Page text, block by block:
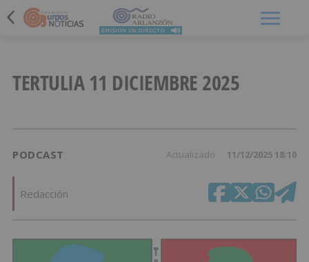
TERTULIA 11 DICIEMBRE 2025
PODCAST Actualizado 11/12/2025 18:10
Redacción